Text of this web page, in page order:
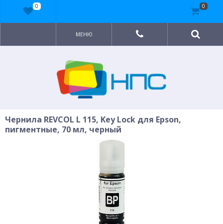
МЕНЮ
Чернила REVCOL L 115, Key Lock для Epson,
пигментные, 70 мл, черный
0 0